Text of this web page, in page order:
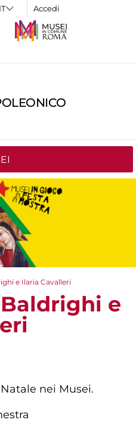
Accedi
e Ilaria Cavalleri
e
nei Musei.